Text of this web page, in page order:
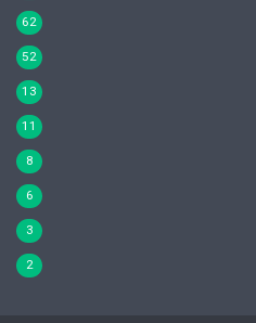
62
52
13
11
8
6
3
2